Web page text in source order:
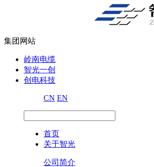
集团网站
岭南电缆
智光一创
创电科技
CN EN
首页
关于智光
公司简介